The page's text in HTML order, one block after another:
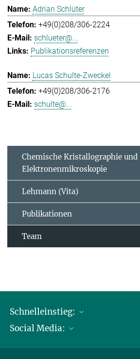
Adrian Schlüter
+49(0)208/306-2224
schlueter@...
Publikationsreferenzen
Lucas Schulte-Zweckel
+49(0)208/306-2176
schulte@...
Chemische Kristallographie und
Elektronenmikroskopie
Lehmann (Vita)
Publikationen
Team
Schnelleinstieg:
Publikationen
Social Media: